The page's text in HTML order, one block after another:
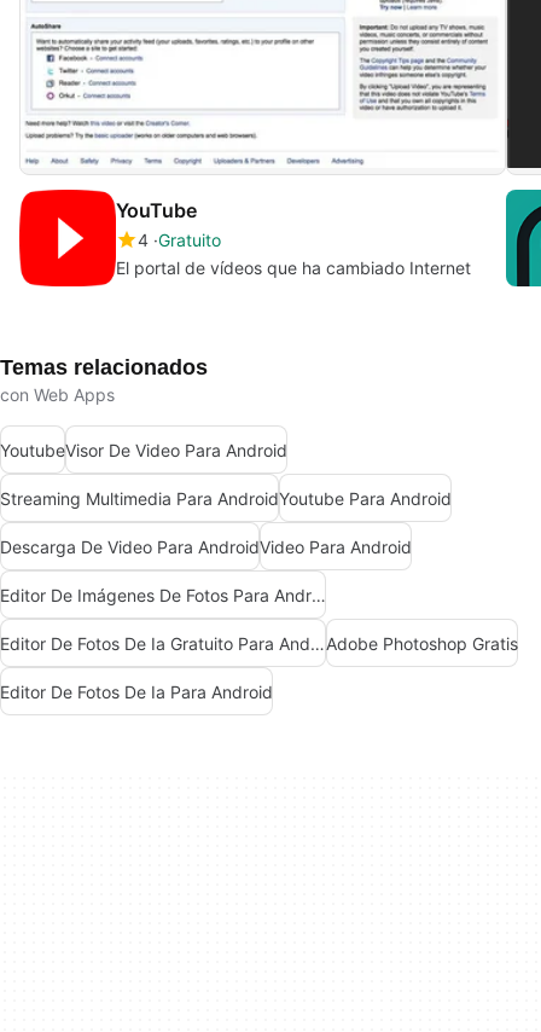
YouTube
4 Gratuito
El portal de vídeos que ha cambiado Internet
Temas relacionados
con Web Apps
YoutubeVisor De Video Para Android
Streaming Multimedia Para AndroidYoutube Para Android
Descarga De Video Para AndroidVideo Para Android
Editor De Imágenes De Fotos Para Android
Editor De Fotos De Ia Gratuito Para AndroidAdobe Photoshop Gratis
Editor De Fotos De Ia Para Android